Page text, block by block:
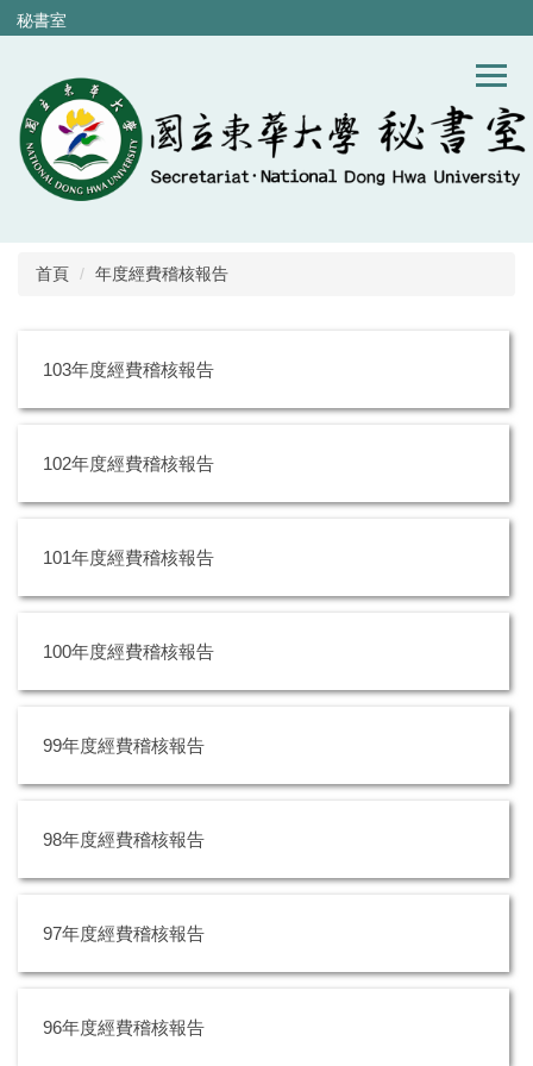
跳
到
內
容
區
秘書室
首頁 年度經費稽核報告
103年度經費稽核報告
102年度經費稽核報告
101年度經費稽核報告
100年度經費稽核報告
99年度經費稽核報告
98年度經費稽核報告
97年度經費稽核報告
96年度經費稽核報告